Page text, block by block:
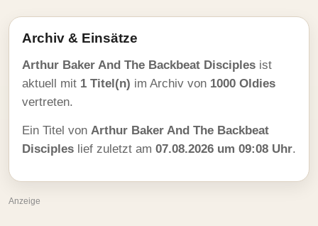
Archiv & Einsätze
Arthur Baker And The Backbeat Disciples ist
aktuell mit 1 Titel(n) im Archiv von 1000 Oldies
vertreten.
Ein Titel von Arthur Baker And The Backbeat
Disciples lief zuletzt am 07.08.2026 um 09:08 Uhr.
Anzeige